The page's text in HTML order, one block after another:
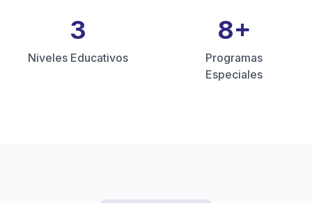
3
Niveles Educativos
8+
Programas
Especiales